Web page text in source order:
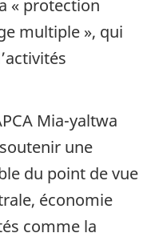
« protection
multiple », qui
Mia-yaltwa
une
du point de vue
économie
comme la